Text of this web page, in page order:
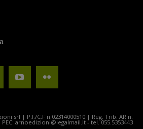
srl | P.I./C.F n.02314000510 | Reg. Trib. AR n.
arnoedizioni@legalmail.it - tel. 055.5353443